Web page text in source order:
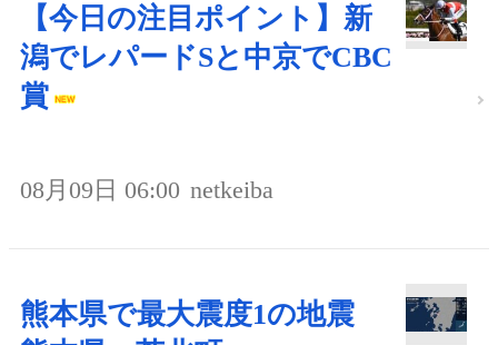
【今日の注目ポイント】新
潟でレパードSと中京でCBC
賞
08月09日 06:00 netkeiba
熊本県で最大震度1の地震